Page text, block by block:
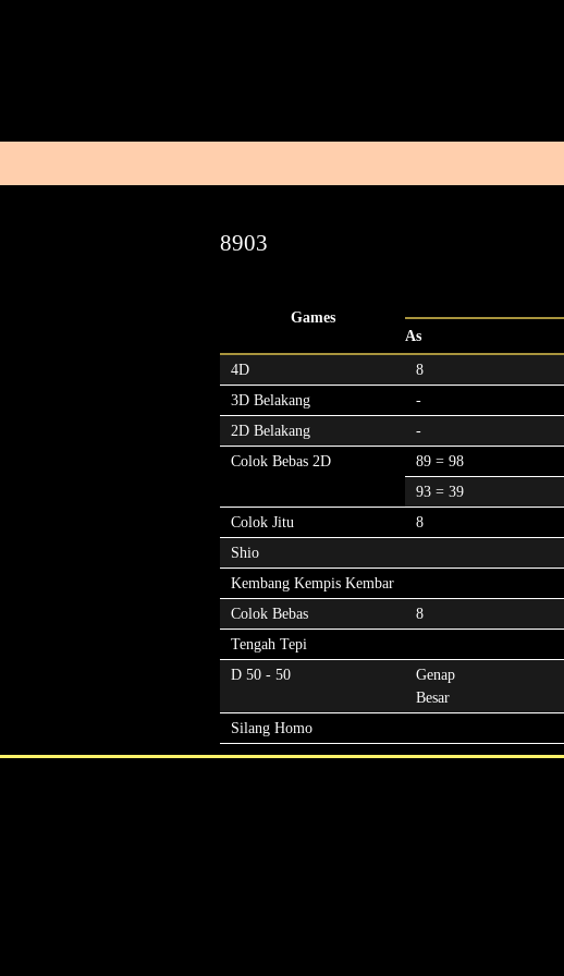
8903
Games
As
4D 8
3D Belakang
-
2D Belakang
-
Colok Bebas 2D
89 = 98
93 = 39
Colok Jitu
8
Shio
Kembang Kempis Kembar
Colok Bebas
8
Tengah Tepi
D 50 - 50
Genap
Besar
Silang Homo